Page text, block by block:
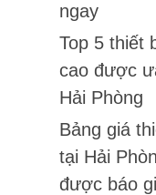
ngay
Top 5 thiết
cao được
Hải Phòng
Bảng giá
tại Hải
được báo